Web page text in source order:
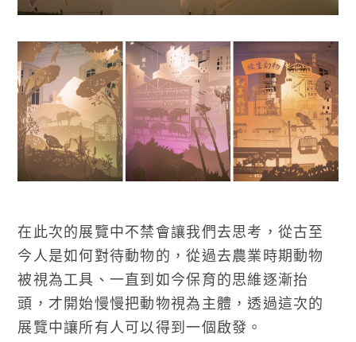
在此次的展覽中不禁會讓我們去思考，從古至
今人是如何對待動物的，從過去農業時期動物
被視為工具、一直到如今保育的思維逐漸抬
頭，才開始慢慢把動物視為主體，透過這次的
展覽中讓所有人可以得到一個啟發。